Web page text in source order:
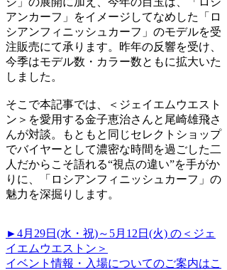
アンカーフ」をイメージしてなめした「ロ
シアンフィニッシュカーフ」のモデルを受
注販売にて承ります。昨年の反響を受け、
今季はモデル数・カラー数ともに拡大いた
しました。
そこで本記事では、＜ジェイエムウエスト
ン＞を愛用する金子恵治さんと尾崎雄飛さ
んが対談。もともと同じセレクトショップ
でバイヤーとして濃密な時間を過ごした二
人だからこそ語れる“視点の違い”を手がか
りに、「ロシアンフィニッシュカーフ」の
魅力を深掘りします。
►4月29日(水・祝)～5月12日(火) の＜ジェ
イエムウエストン＞
イベント情報・入場についてのご案内はこ